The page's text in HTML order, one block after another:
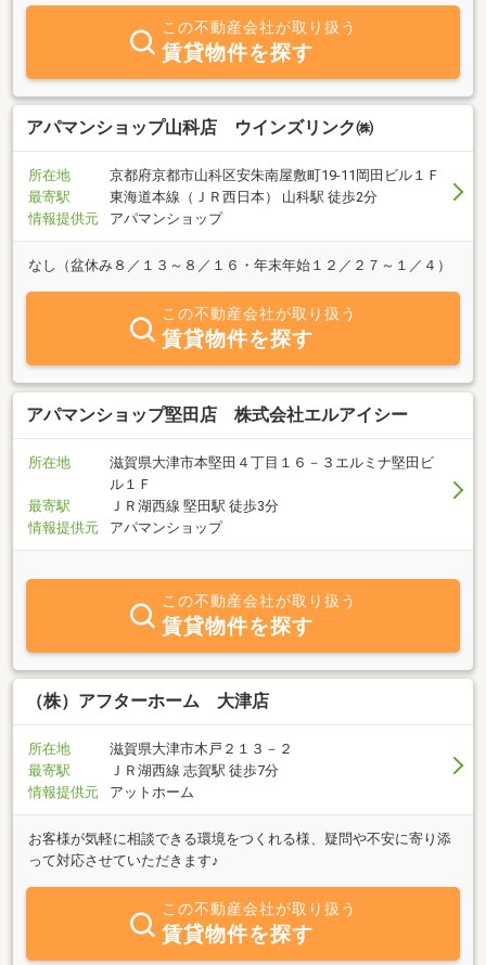
この不動産会社が取り扱う
賃貸物件を探す
アパマンショップ山科店 ウインズリンク㈱
所在地
京都府京都市山科区安朱南屋敷町19-11岡田ビル１Ｆ
最寄駅
東海道本線（ＪＲ西日本） 山科駅 徒歩2分
情報提供元
アパマンショップ
なし（盆休み８／１３～８／１６・年末年始１２／２７～１／４）
この不動産会社が取り扱う
賃貸物件を探す
アパマンショップ堅田店 株式会社エルアイシー
所在地
滋賀県大津市本堅田４丁目１６－３エルミナ堅田ビ
ル１Ｆ
最寄駅
ＪＲ湖西線 堅田駅 徒歩3分
情報提供元
アパマンショップ
この不動産会社が取り扱う
賃貸物件を探す
（株）アフターホーム 大津店
所在地
滋賀県大津市木戸２１３－２
最寄駅
ＪＲ湖西線 志賀駅 徒歩7分
情報提供元
アットホーム
お客様が気軽に相談できる環境をつくれる様、疑問や不安に寄り添
って対応させていただきます♪
この不動産会社が取り扱う
賃貸物件を探す